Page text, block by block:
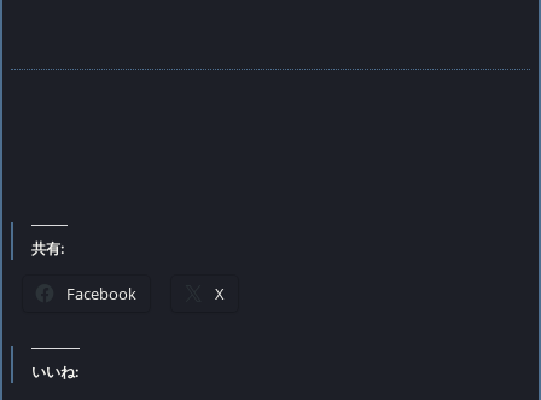
共有:
Facebook X
いいね: